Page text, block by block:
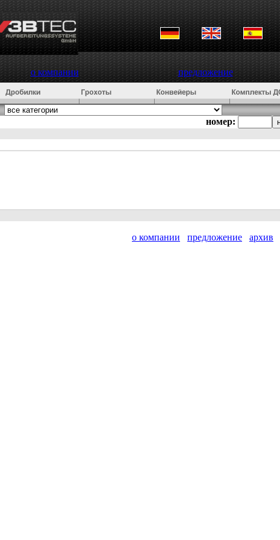
о компании предложение
номер:
о компании предложение архив